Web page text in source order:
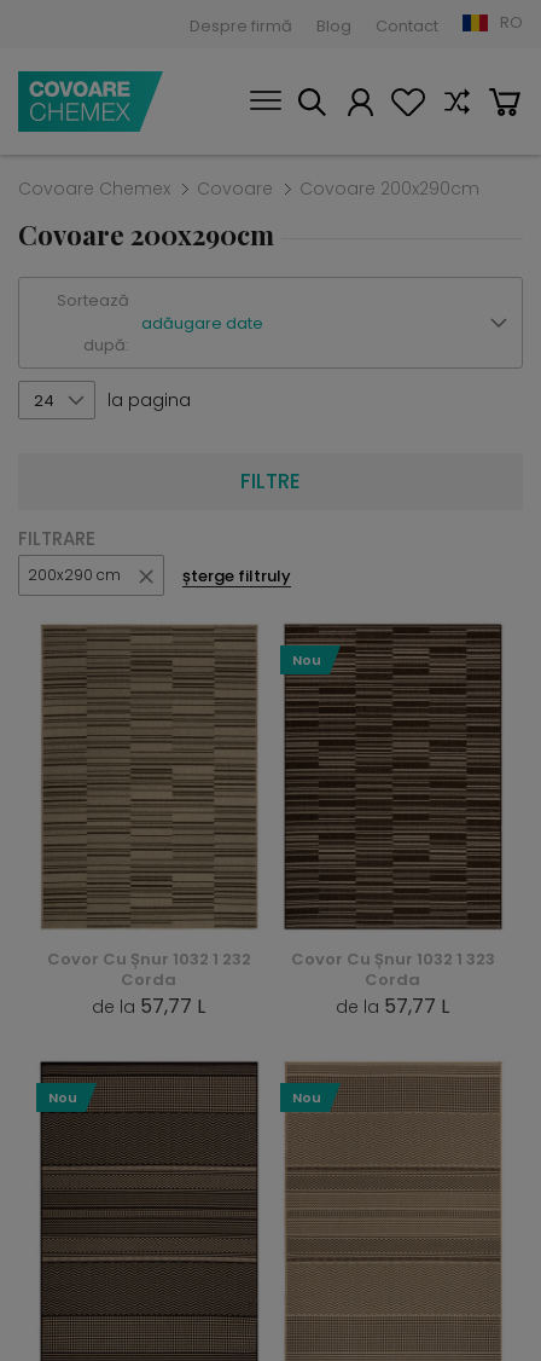
Despre firmă Blog Contact RO
Covoare Chemex Covoare Covoare 200x290cm
Covoare 200x290cm
Sortează
după:
adăugare date
24 la pagina
FILTRE
FILTRARE
200x290 cm șterge filtruly
Covor Cu Șnur 1032 1 232
Corda
de la 57,77 L
Covor Cu Șnur 1032 1 323
Corda
de la 57,77 L
Nou
Nou Nou